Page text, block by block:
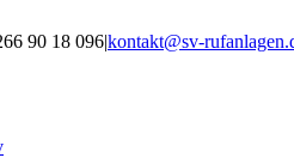
90 18 096|kontakt@sv-